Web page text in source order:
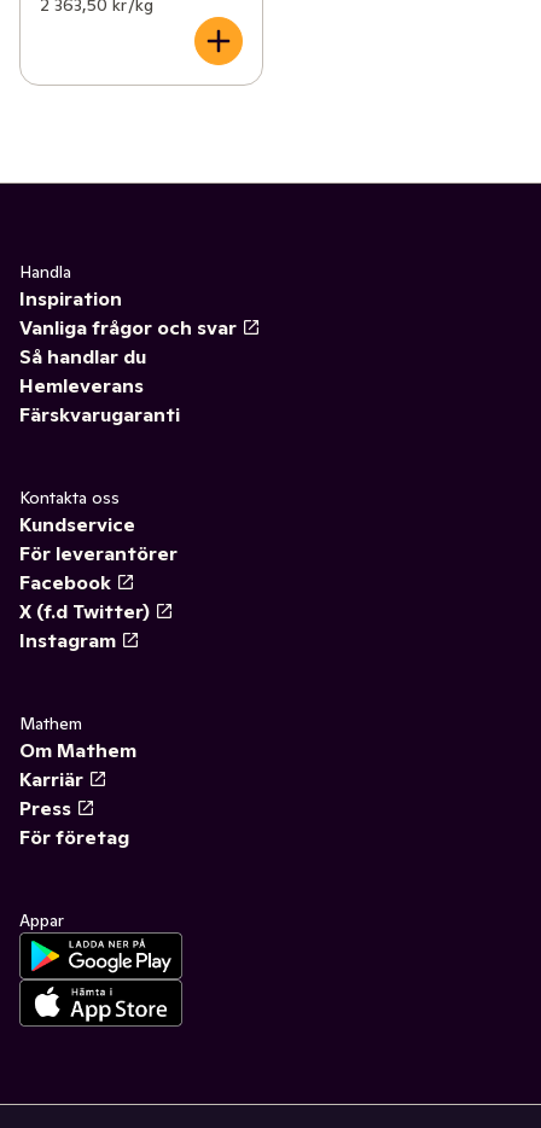
2 363,50 kr /kg
Handla
Inspiration
Vanliga frågor och svar
Så handlar du
Hemleverans
Färskvarugaranti
Kontakta oss
Kundservice
För leverantörer
Facebook
X (f.d Twitter)
Instagram
Mathem
Om Mathem
Karriär
Press
För företag
Appar